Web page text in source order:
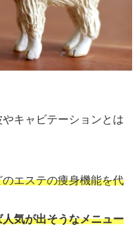
キャビテーションとは
エステの痩身機能を代
気が出そうなメニュー